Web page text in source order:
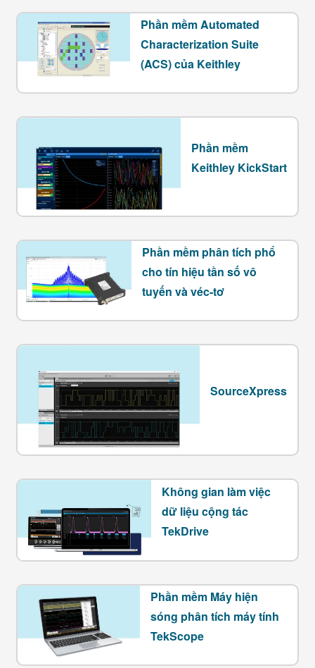
Phần mềm Automated
Characterization Suite
(ACS) của Keithley
Phần mềm
Keithley KickStart
Phần mềm phân tích phổ
cho tín hiệu tần số vô
tuyến và véc-tơ
SourceXpress
Không gian làm việc
dữ liệu cộng tác
TekDrive
Phần mềm Máy hiện
sóng phân tích máy tính
TekScope